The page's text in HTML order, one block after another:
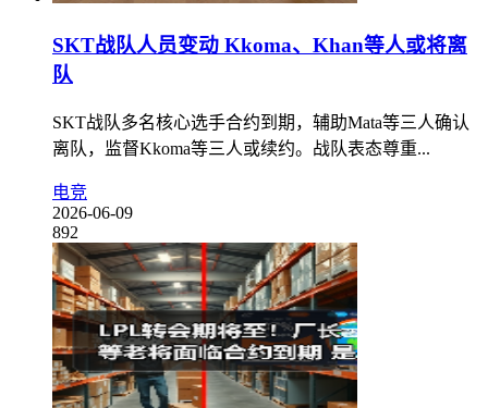
SKT战队人员变动 Kkoma、Khan等人或将离
队
SKT战队多名核心选手合约到期，辅助Mata等三人确认
离队，监督Kkoma等三人或续约。战队表态尊重...
电竞
2026-06-09
892